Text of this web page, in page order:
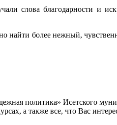
слова благодарности и
найти более нежный,
политика» Исетского
а также все, что Вас